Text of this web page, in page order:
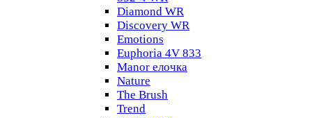
Diamond WR
Discovery WR
Emotions
Euphoria 4V 833
Manor елочка
Nature
The Brush
Trend